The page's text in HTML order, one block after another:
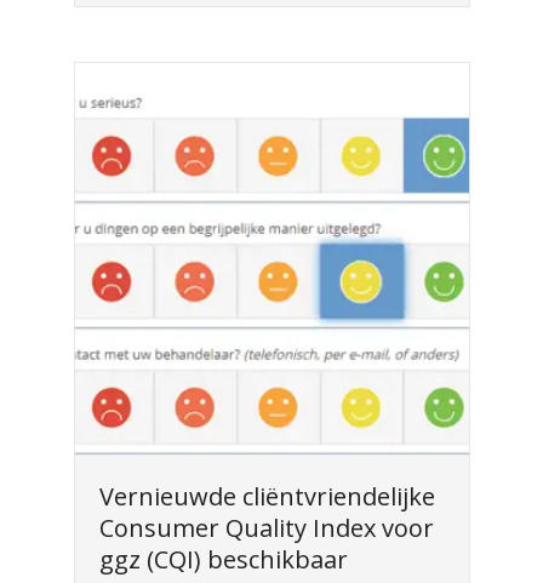
Vernieuwde cliëntvriendelijke
Consumer Quality Index voor
ggz (CQI) beschikbaar